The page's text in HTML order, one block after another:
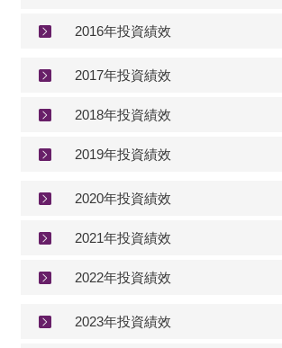
2016年投資績效
2017年投資績效
2018年投資績效
2019年投資績效
2020年投資績效
2021年投資績效
2022年投資績效
2023年投資績效